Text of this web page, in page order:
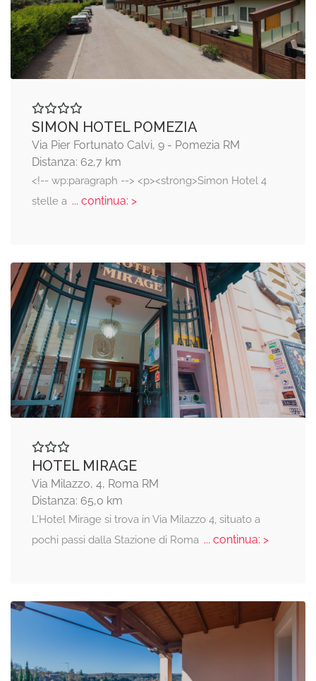
SIMON HOTEL POMEZIA
Via Pier Fortunato Calvi, 9 - Pomezia RM
Distanza: 62,7 km
<!-- wp:paragraph --> <p><strong>Simon Hotel 4
stelle a ... continua: >
HOTEL MIRAGE
Via Milazzo, 4, Roma RM
Distanza: 65,0 km
L’Hotel Mirage si trova in Via Milazzo 4, situato a
pochi passi dalla Stazione di Roma ... continua: >